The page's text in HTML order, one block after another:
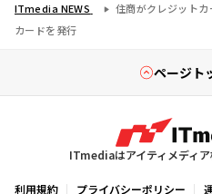
ITmedia NEWS
住商がクレジットカ
カードを発行
ページト
ITmediaはアイティメディア
利用規約 プライバシーポリシー